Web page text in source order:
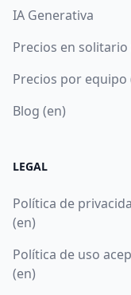
IA Generativa
Precios en solitario
Precios por equipo
Blog (en)
LEGAL
Política de
(en)
Política de uso
(en)